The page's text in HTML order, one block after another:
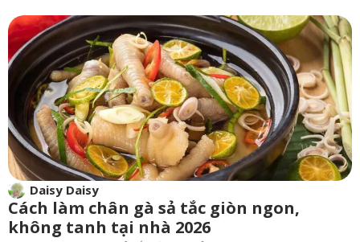
Daisy Daisy
Cách làm chân gà sả tắc giòn ngon,
không tanh tại nhà 2026